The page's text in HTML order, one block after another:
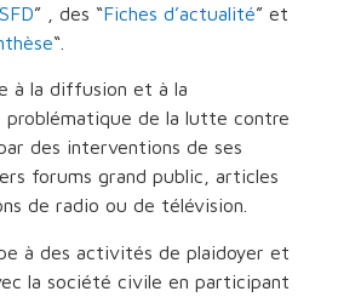
” , des “Fiches d’actualité” et
“.
à la diffusion et à la
problématique de la lutte contre
des interventions de ses
forums grand public, articles
de radio ou de télévision.
à des activités de plaidoyer et
la société civile en participant